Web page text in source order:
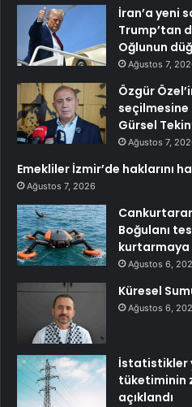
İran’a yeni
Trump’tan
Oğlunun
Ağustos 7,
Özgür
seçilmesine
Gürsel
Ağustos 7,
Emekliler İzmir’de haklarını
Ağustos 7, 2026
Boğulanı
kurtarmaya
Ağustos 6,
Küresel
Ağustos 6,
İstatistikler
tüketiminin
açıklandı